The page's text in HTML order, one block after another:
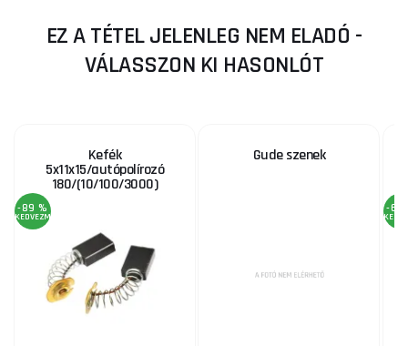
EZ A TÉTEL JELENLEG NEM ELADÓ -
VÁLASSZON KI HASONLÓT
Kefék
5x11x15/autópolírozó
180/(10/100/3000)
-89 %
KEDVEZMÉNY
Gude szenek
-60